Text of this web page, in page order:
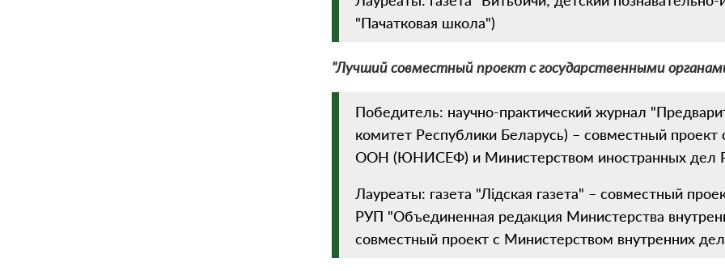
"Пачатковая школа")
"Лучший совместный проект с государственными
Победитель: научно-практический журнал
комитет Республики Беларусь) – совместный
ООН (ЮНИСЕФ) и Министерством иностранных дел
Лауреаты: газета "Лідская газета" – совместный
РУП "Объединенная редакция Министерства
совместный проект с Министерством внутренних